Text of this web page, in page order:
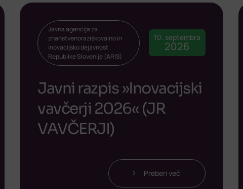
Javna agencija za
znanstvenoraziskovalno in
inovacijsko dejavnost
Republike Slovenije (ARIS)
10. septembra
2026
Javni razpis »Inovacijski
vavčerji 2026« (JR
VAVČERJI)
Preberi več